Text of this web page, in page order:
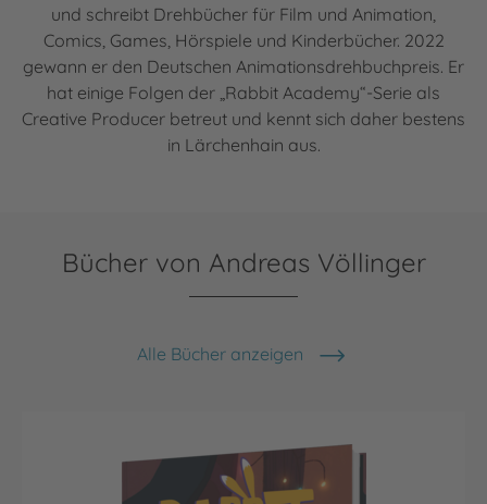
und schreibt Drehbücher für Film und Animation,
Comics, Games, Hörspiele und Kinderbücher. 2022
gewann er den Deutschen Animationsdrehbuchpreis. Er
hat einige Folgen der „Rabbit Academy“-Serie als
Creative Producer betreut und kennt sich daher bestens
in Lärchenhain aus.
Bücher von Andreas Völlinger
Alle Bücher anzeigen